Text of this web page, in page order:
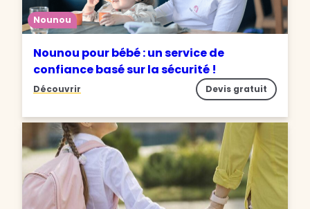
Nounou
Nounou pour bébé : un service de
confiance basé sur la sécurité !
Découvrir Devis gratuit